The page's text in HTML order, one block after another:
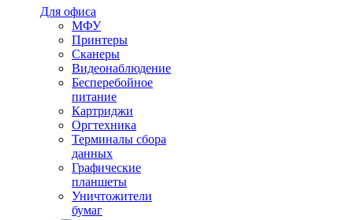
Для офиса
МФУ
Принтеры
Сканеры
Видеонаблюдение
Бесперебойное
питание
Картриджи
Оргтехника
Терминалы сбора
данных
Графические
планшеты
Уничтожители
бумаг